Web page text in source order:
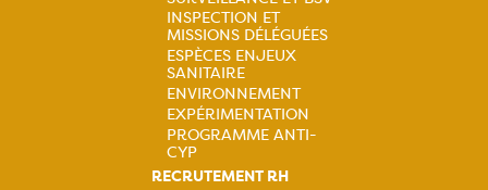
Navigation
principale
INSPECTION ET
MISSIONS DÉLÉGUÉES
ESPÈCES ENJEUX
SANITAIRE
ENVIRONNEMENT
EXPÉRIMENTATION
PROGRAMME ANTI-
CYP
RECRUTEMENT RH